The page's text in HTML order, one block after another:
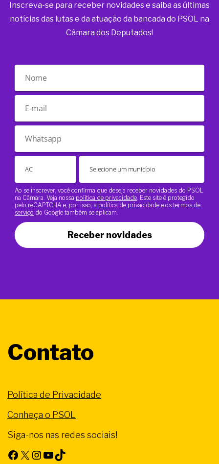
Inscreva-se para receber novidades e saiba as últimas
notícias das lutas e da atuação da bancada do PSOL na
Câmara dos Deputados!
Ao se inscrever, você confirma que deseja receber novidades do PSOL
na Câmara. Veja nossa política de privacidade . Este site é protegido
pelo reCAPTCHA e, por isso, a política de privacidade e os termos de
serviço do Google também se aplicam.
Receber novidades
Contato
Política de Privacidade
Conheça o PSOL
Siga-nos nas redes sociais!
Facebook X Instagram Youtube TikTok